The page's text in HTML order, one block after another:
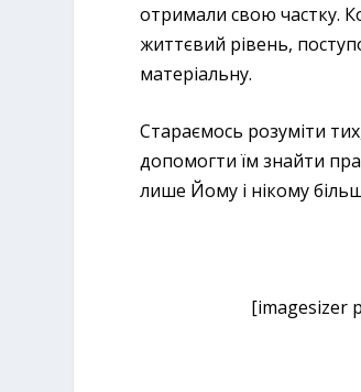
отримали свою частку.
життєвий рівень,
матеріальну.
Стараємось розуміти
допомогти їм знайти
лише Йому і нікому
[imagesizer